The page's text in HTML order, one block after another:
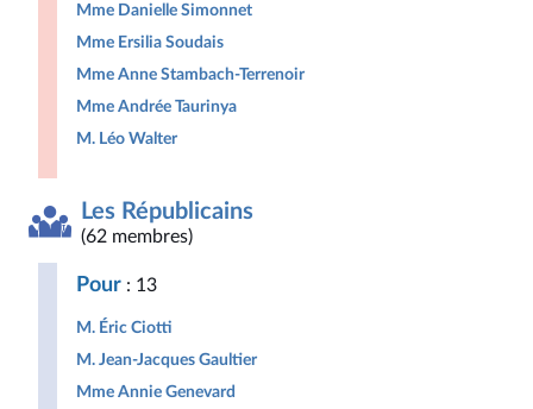
Mme Danielle Simonnet
Mme Ersilia Soudais
Mme Anne Stambach-Terrenoir
Mme Andrée Taurinya
M. Léo Walter
Les Républicains
(62 membres)
Pour : 13
M. Éric Ciotti
M. Jean-Jacques Gaultier
Mme Annie Genevard